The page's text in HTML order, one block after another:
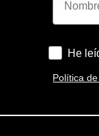
He
Política